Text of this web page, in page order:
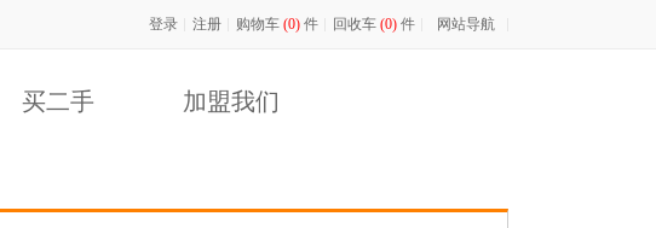
最新活动： 凡2026年08月01日至08月31日邀请好友来卖积网买机或
登录 注册 购物车 (0) 件 回收车 (0) 件 网站导航
买二手 加盟我们